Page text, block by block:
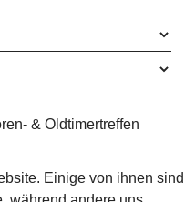
& Oldtimertreffen
Einige von ihnen sind